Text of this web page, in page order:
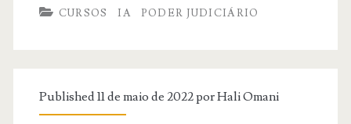
à
para
CURSOS IA PODER JUDICIÁRIO
Published 11 de maio de 2022 porHali Omani